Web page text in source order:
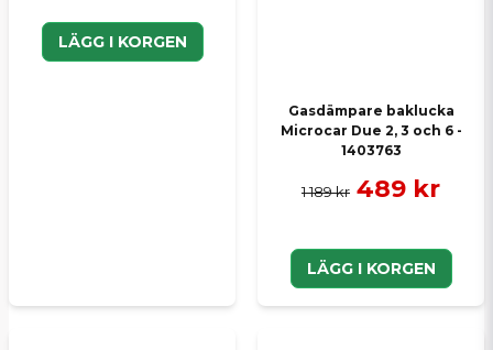
LÄGG I KORGEN
Gasdämpare baklucka
Microcar Due 2, 3 och 6 -
1403763
1 189 kr 489 kr
LÄGG I KORGEN